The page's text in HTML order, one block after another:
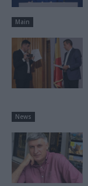
Main
News